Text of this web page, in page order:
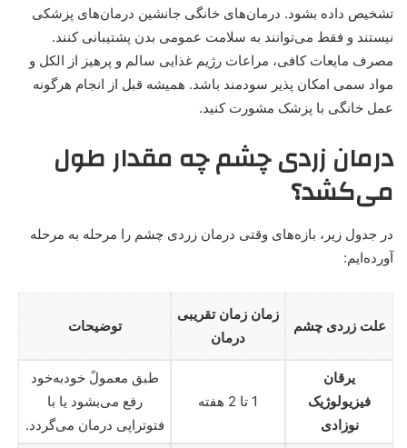
تشخیص داده بشود. درمان‌های خانگی جانشین درمان‌های پزشکی
نیستند و فقط می‌توانند به سلامت عمومی بدن پشتیبانی کنند.
مصرف مایعات کافی، مراعات رژیم غذایی سالم و پرهیز از الکل و
مواد سمی امکان پذیر سودمند باشد. همیشه قبل از انجام هرگونه
عمل خانگی با پزشک مشورت کنید.
درمان زردی چشم چه مقدار طول
می‌کشد؟
در جدول زیر، بازه‌های وقتی درمان زردی چشم را مرحله به مرحله
آورده‌ایم:
علت زردی چشم
زمان زمان تقریبی
درمان
توضیحات
یرقان
فیزیولوژیک
نوزادی
1 تا 2 هفته
طبق معمولً خودبه‌خود
رفع می‌بشود یا با
فتوتراپی درمان می‌گردد.